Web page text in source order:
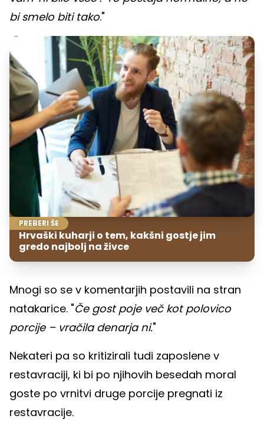
bi smelo biti tako."
PREBERI ŠE
Hrvaški kuharji o tem, kakšni gostje jim
gredo najbolj na živce
Mnogi so se v komentarjih postavili na stran
natakarice. "Če gost poje več kot polovico
porcije – vračila denarja ni."
Nekateri pa so kritizirali tudi zaposlene v
restavraciji, ki bi po njihovih besedah moral
goste po vrnitvi druge porcije pregnati iz
restavracije.